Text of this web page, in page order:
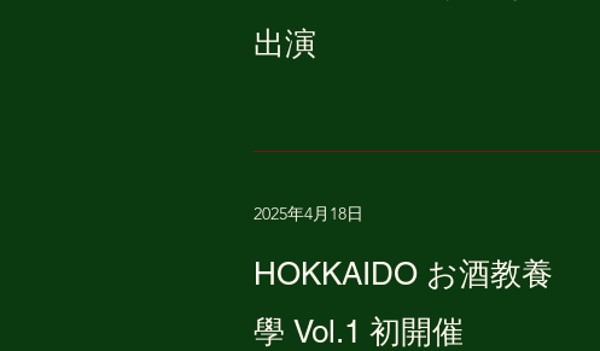
出演
2025年4月18日
HOKKAIDO お酒教養
學 Vol.1 初開催